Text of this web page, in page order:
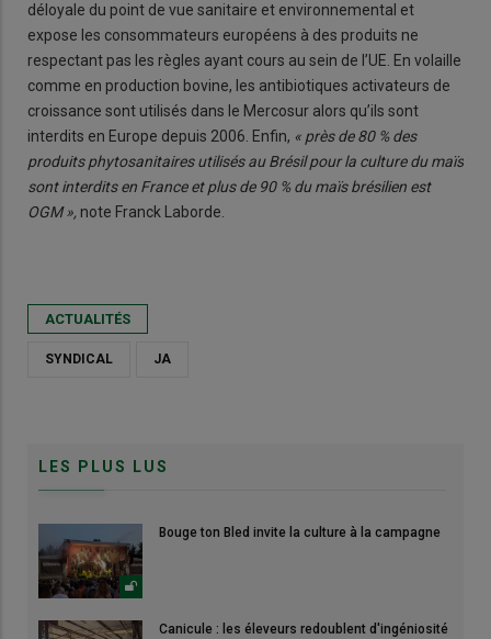
déloyale du point de vue sanitaire et environnemental et
expose les consommateurs européens à des produits ne
respectant pas les règles ayant cours au sein de l’UE. En volaille
comme en pro­duction bovine, les antibiotiques activateurs de
croissance sont utilisés dans le Mercosur alors qu’ils sont
interdits en Europe depuis 2006. Enfin, « près de 80 % des
produits phytosanitaires utilisés au Brésil pour la culture du maïs
sont interdits en France et plus de 90 % du maïs brésilien est
OGM », note Franck Laborde.
ACTUALITÉS
SYNDICAL JA
LES PLUS LUS
Bouge ton Bled invite la culture à la campagne
Canicule : les éleveurs redoublent d'ingéniosité